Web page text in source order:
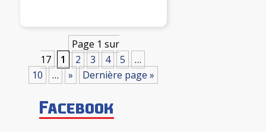
Page 1 sur
17
1 2 3 4 5
…
10
… » Dernière page »
Facebook